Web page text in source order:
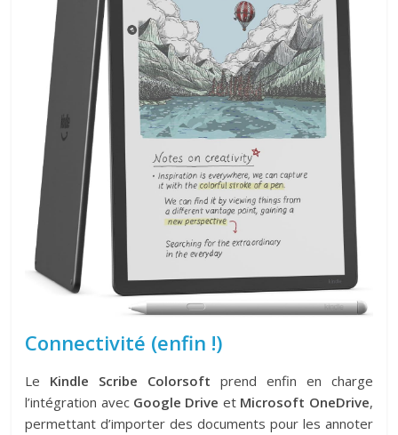
Connectivité (enfin !)
Le Kindle Scribe Colorsoft prend enfin en charge
l’intégration avec Google Drive et Microsoft OneDrive,
permettant d’importer des documents pour les annoter